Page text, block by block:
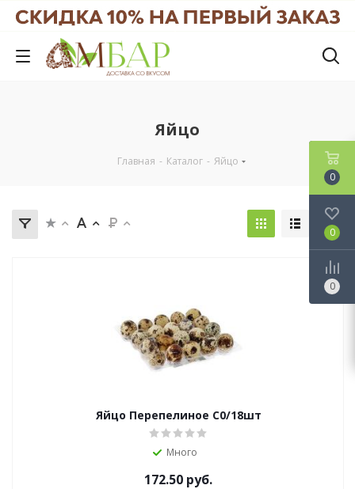
Яйцо
Главная - Каталог - Яйцо
Яйцо Перепелиное С0/18шт
Много
172.50 руб.
0
0
0